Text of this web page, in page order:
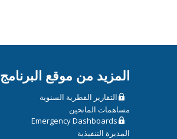
المزيد من موقع البرنامج
التقارير القطرية السنوية
مساهمات المانحين
Emergency Dashboards
المديرة التنفيذية